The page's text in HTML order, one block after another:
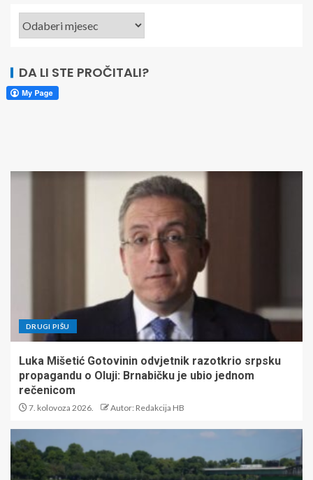
DA LI STE PROČITALI?
DRUGI PIŠU
Luka Mišetić Gotovinin odvjetnik razotkrio srpsku
propagandu o Oluji: Brnabičku je ubio jednom
rečenicom
7. kolovoza 2026. Autor: Redakcija HB